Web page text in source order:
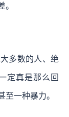
。
多数的人、绝
定真是那么回
一种暴力。